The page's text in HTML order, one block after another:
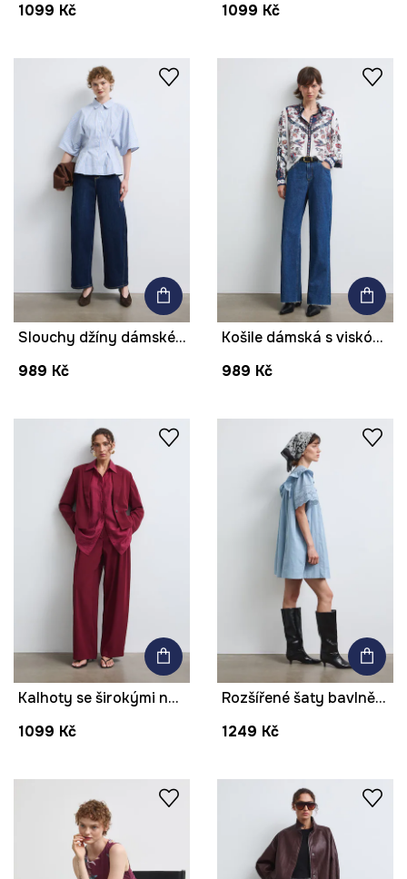
1099 Kč
1099 Kč
Slouchy džíny dámské high waist
989 Kč
Košile dámská s viskózou
989 Kč
Kalhoty se širokými nohavicemi dámské hladké
1099 Kč
Rozšířené šaty bavlněné s volánem
1249 Kč